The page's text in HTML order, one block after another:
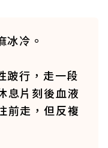
冰冷。
跛行，走一段
息片刻後血液
前走，但反複